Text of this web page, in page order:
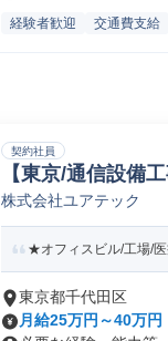
経験者歓迎 交通費支給
契約社員
【東京/通信設備
電気施工管理
株式会社ユアテック
★オフィスビル/工場/
東京都千代田区
月給25万円～40万円